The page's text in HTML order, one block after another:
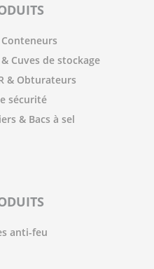
Cuves de stockage
& Obturateurs
sécurité
& Bacs à sel
anti-feu